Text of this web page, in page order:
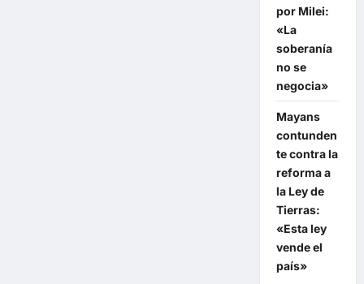
por Milei:
«La
soberanía
no se
negocia»
Mayans
contunden
te contra la
reforma a
la Ley de
Tierras:
«Esta ley
vende el
país»